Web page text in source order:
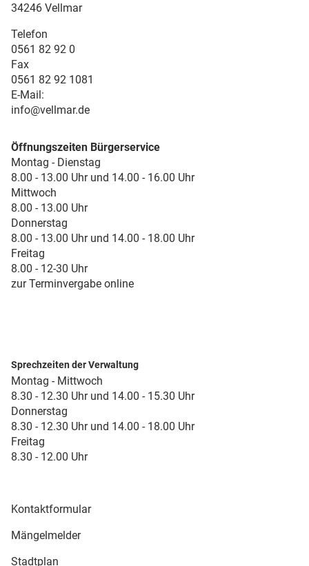
34246 Vellmar
Telefon
0561 82 92 0
Fax
0561 82 92 1081
E-Mail:
info@vellmar.de
Öffnungszeiten Bürgerservice
Montag - Dienstag
8.00 - 13.00 Uhr und 14.00 - 16.00 Uhr
Mittwoch
8.00 - 13.00 Uhr
Donnerstag
8.00 - 13.00 Uhr und 14.00 - 18.00 Uhr
Freitag
8.00 - 12-30 Uhr
zur Terminvergabe online
Sprechzeiten der Verwaltung
Montag - Mittwoch
8.30 - 12.30 Uhr und 14.00 - 15.30 Uhr
Donnerstag
8.30 - 12.30 Uhr und 14.00 - 18.00 Uhr
Freitag
8.30 - 12.00 Uhr
Kontaktformular
Mängelmelder
Stadtplan